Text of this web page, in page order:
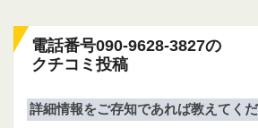
電話番号090-9628-3827の
クチコミ投稿
詳細情報をご存知であれば教えてく